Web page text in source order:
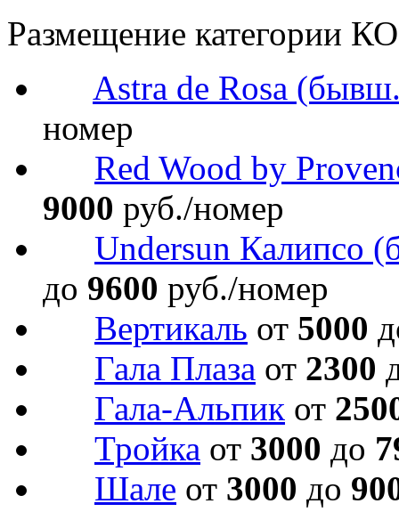
Размещение категории
Astra de Rosa
номер
Red Wood by
9000 руб./номер
Undersun Калипсо
до 9600 руб./номер
Вертикаль от 5000
Гала Плаза от 2300
Гала-Альпик от
Тройка от 3000 до
Шале от 3000 до